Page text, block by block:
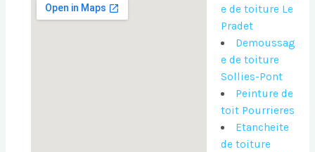
e de toiture Le
Pradet
Demoussag
e de toiture
Sollies-Pont
Peinture de
toit Pourrieres
Etancheite
de toiture